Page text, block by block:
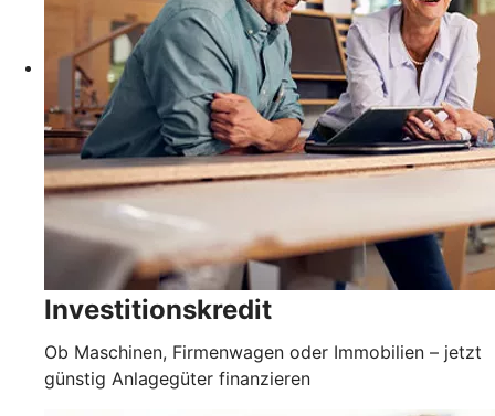
Investitionskredit
Ob Maschinen, Firmenwagen oder Immobilien – jetzt
günstig Anlagegüter finanzieren